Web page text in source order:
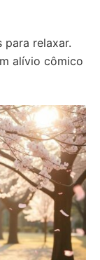
para relaxar.
alívio cômico